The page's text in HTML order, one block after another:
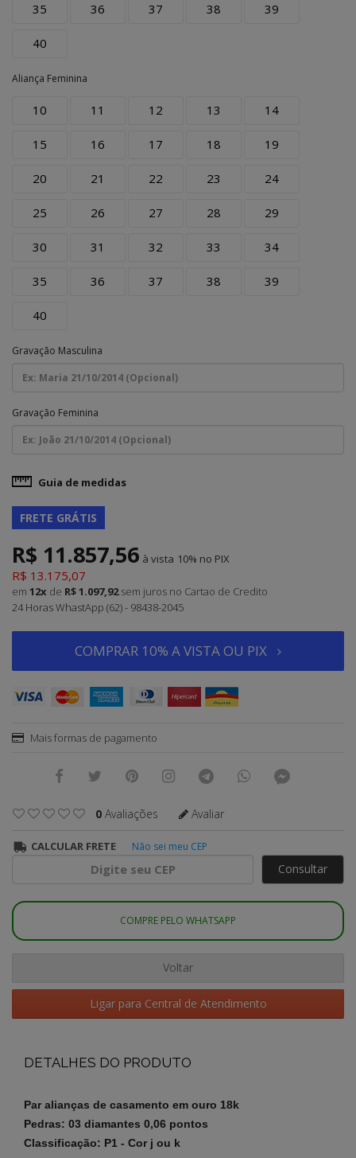
35 36 37 38 39
40
Aliança Feminina
10 11 12 13 14
15 16 17 18 19
20 21 22 23 24
25 26 27 28 29
30 31 32 33 34
35 36 37 38 39
40
Gravação Masculina
Gravação Feminina
Guia de medidas
FRETE GRÁTIS
R$ 11.857,56 à vista 10%
R$ 13.175,07
em 12x de R$ 1.097,92 sem juros no Cartao de Credito
24 Horas WhastApp (62) - 98438-2045
COMPRAR 10% A VISTA OU PIX
Mais formas de pagamento
0 Avaliações Avaliar
CALCULAR FRETE Não sei meu CEP
Consultar
COMPRE PELO WHATSAPP
Voltar
Ligar para Central de Atendimento
DETALHES DO PRODUTO
Par alianças de casamento em ouro 18k
Pedras: 03 diamantes 0,06 pontos
Classificação: P1 - Cor j ou k